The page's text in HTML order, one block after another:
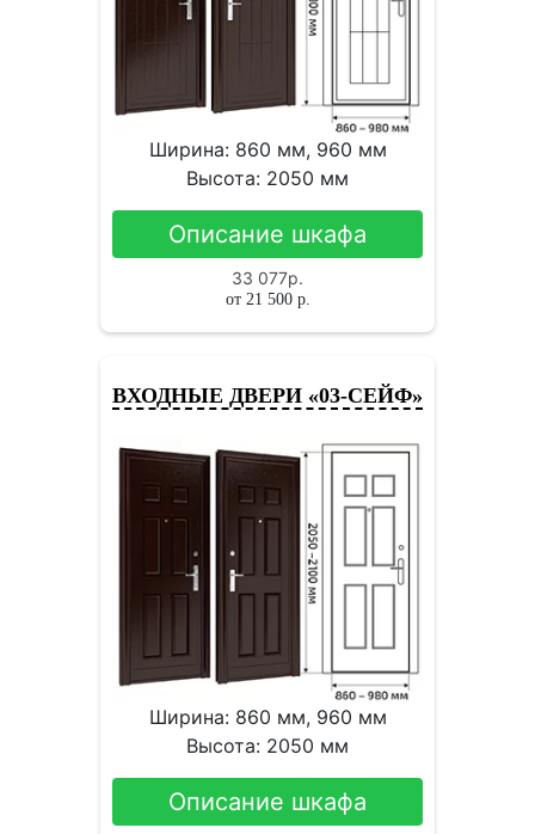
Ширина: 860 мм, 960 мм
Высота: 2050 мм
Описание шкафа
33 077р.
от 21 500р.
ВХОДНЫЕ ДВЕРИ «03-СЕЙФ»
Ширина: 860 мм, 960 мм
Высота: 2050 мм
Описание шкафа